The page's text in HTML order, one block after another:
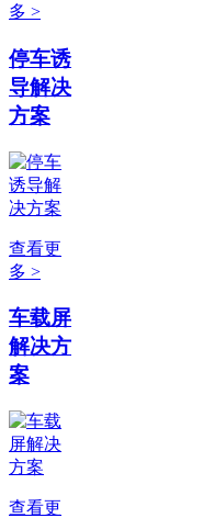
多 >
停车诱
导解决
方案
查看更
多 >
车载屏
解决方
案
查看更